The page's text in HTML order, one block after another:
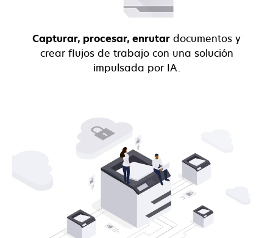
Capturar, procesar, enrutar documentos y
crear flujos de trabajo con una solución
impulsada por IA.